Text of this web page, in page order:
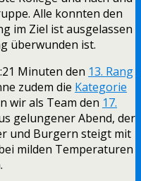
Alle konnten den
im Ziel ist ausgelassen
überwunden ist.
Minuten den 13. Rang
zudem die Kategorie
wir als Team den 17.
gelungener Abend, der
und Burgern steigt mit
milden Temperaturen